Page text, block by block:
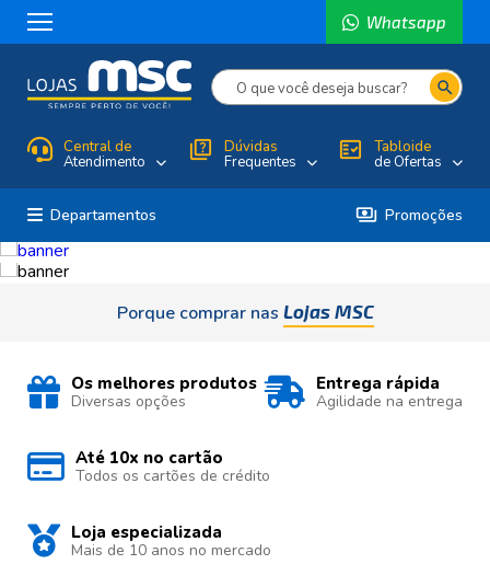
Whatsapp
search
Central de
Atendimento quiz Dúvidas
Frequentes fact_check Tabloide
de Ofertas
Departamentos payments Promoções
Porque comprar nas Lojas MSC
Os melhores produtos
Diversas opções
Entrega rápida
Agilidade na entrega
Até 10x no cartão
Todos os cartões de crédito
Loja especializada
Mais de 10 anos no mercado